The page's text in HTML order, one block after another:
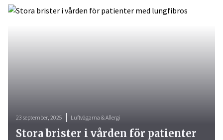
23 september, 2025 Luftvägarna & Allergi
Stora brister i vården för patienter